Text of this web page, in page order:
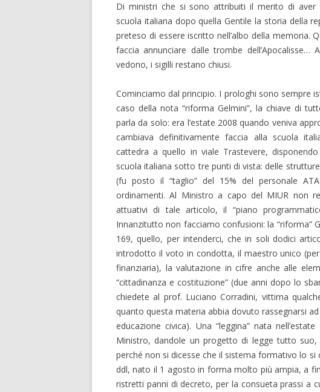
Di ministri che si sono attribuiti il merito di aver
scuola italiana dopo quella Gentile la storia della
preteso di essere iscritto nell’albo della memoria.
faccia annunciare dalle trombe
vedono, i sigilli restano chiusi.
Cominciamo dal principio. I prologhi sono sempre
caso della nota “riforma Gelmini”, la chiave di
parla da solo: era l’estate 2008 quando veniva
cambiava definitivamente faccia alla scuola
cattedra a quello in viale Trastevere,
scuola italiana sotto tre punti di vista: delle
(fu posto il “taglio” del 15% del personale
ordinamenti. Al Ministro a capo del MIUR non
attuativi di tale articolo, il “piano
Innanzitutto non facciamo confusioni: la “riforma”
169, quello, per intenderci, che in soli dodici
introdotto il voto in condotta, il maestro unico
finanziaria), la valutazione in cifre anche alle
“cittadinanza e costituzione” (due anni dopo lo
chiedete al prof. Luciano Corradini, vittima
quanto questa materia abbia dovuto rassegnarsi
educazione civica). Una “leggina” nata
Ministro, dandole un progetto di legge tutto
perché non si dicesse che il sistema formativo lo
ddl, nato il 1 agosto in forma molto più ampia, a
ristretti panni di decreto, per la consueta prassi a